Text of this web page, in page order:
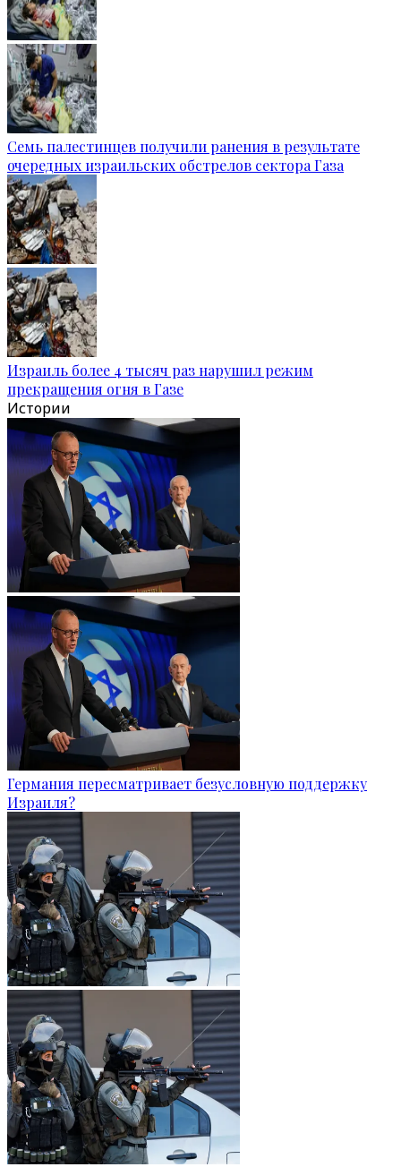
Семь палестинцев получили ранения в результате
очередных израильских обстрелов сектора Газа
Израиль более 4 тысяч раз нарушил режим
прекращения огня в Газе
Истории
Германия пересматривает безусловную поддержку
Израиля?